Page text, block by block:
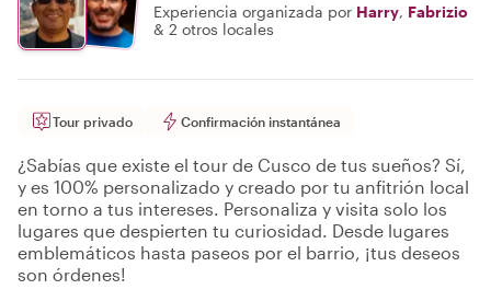
Experiencia organizada por Harry, Fabrizio
& 2 otros locales
Tour privado Confirmación instantánea
¿Sabías que existe el tour de Cusco de tus sueños? Sí,
y es 100% personalizado y creado por tu anfitrión local
en torno a tus intereses. Personaliza y visita solo los
lugares que despierten tu curiosidad. Desde lugares
emblemáticos hasta paseos por el barrio, ¡tus deseos
son órdenes!